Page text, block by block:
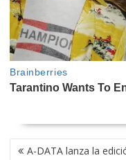
NAVEGACIÓN
A-DATA lanza la